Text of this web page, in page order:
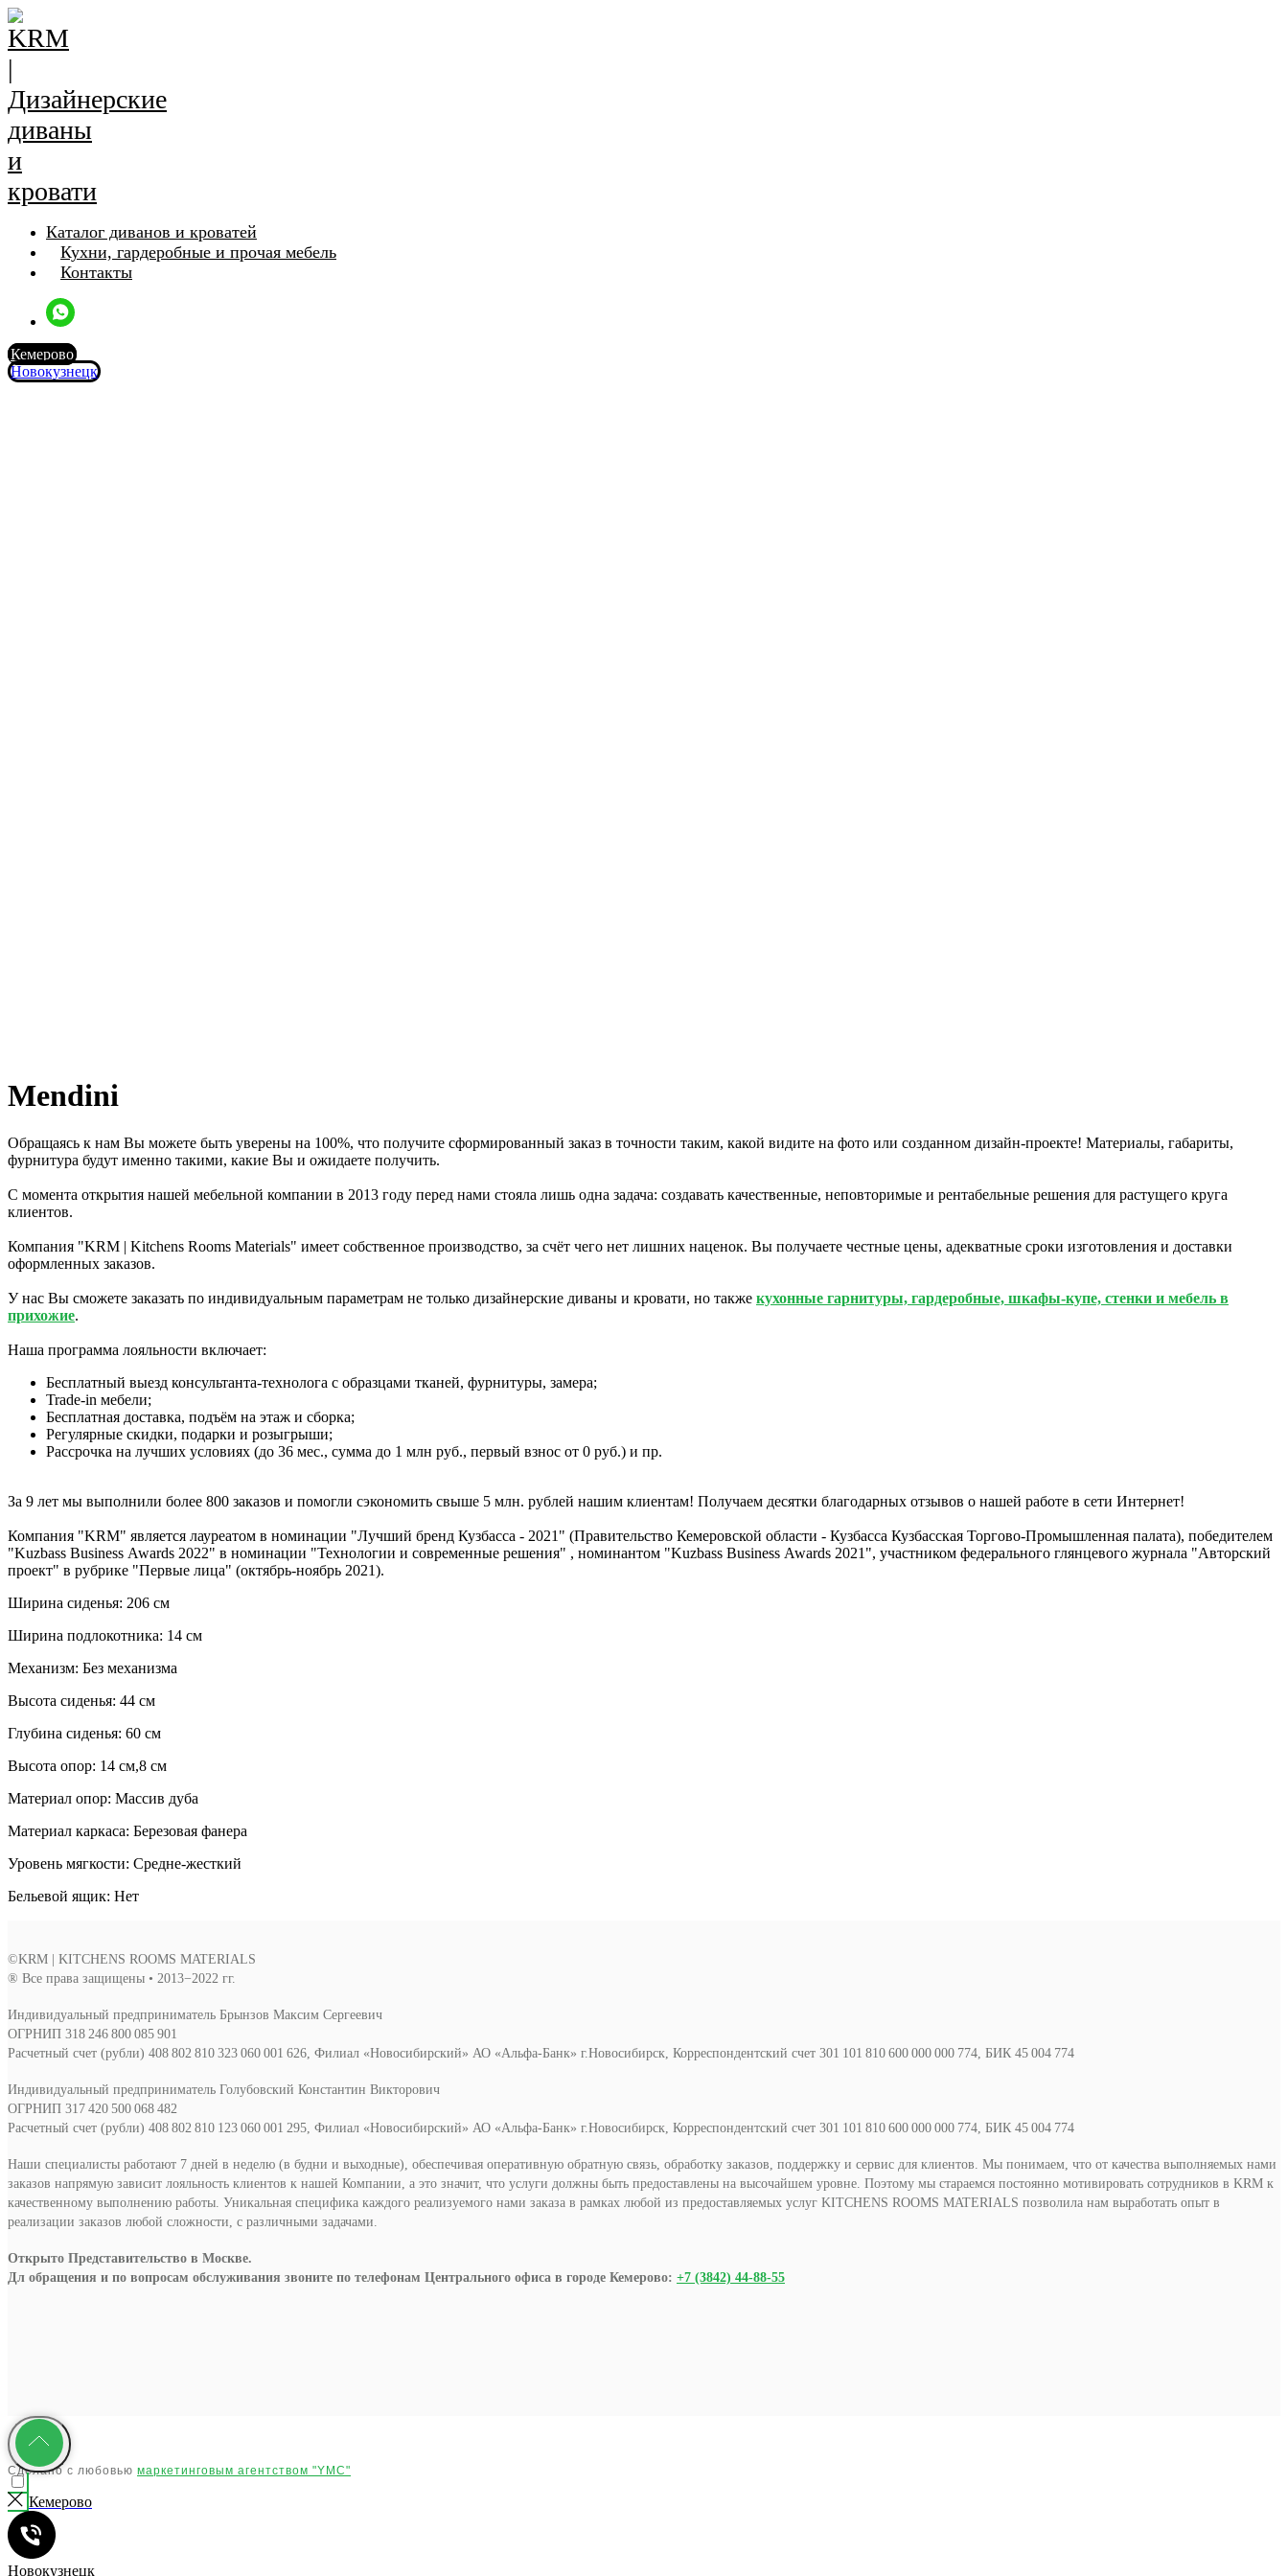
Каталог диванов и кроватей
Кухни, гардеробные и прочая мебель
Контакты
Кемерово
Новокузнецк
Mendini
Обращаясь к нам Вы можете быть уверены на 100%, что получите сформированный заказ в точности таким, какой видите на фото или созданном дизайн-проекте! Материалы, габариты,
фурнитура будут именно такими, какие Вы и ожидаете получить.
С момента открытия нашей мебельной компании в 2013 году перед нами стояла лишь одна задача: создавать качественные, неповторимые и рентабельные решения для растущего круга
клиентов.
Компания "KRM | Kitchens Rooms Materials" имеет собственное производство, за счёт чего нет лишних наценок. Вы получаете честные цены, адекватные сроки изготовления и доставки
оформленных заказов.
У нас Вы сможете заказать по индивидуальным параметрам не только дизайнерские диваны и кровати, но также кухонные гарнитуры, гардеробные, шкафы-купе, стенки и мебель в
прихожие.
Наша программа лояльности включает:
Бесплатный выезд консультанта-технолога с образцами тканей, фурнитуры, замера;
Trade-in мебели;
Бесплатная доставка, подъём на этаж и сборка;
Регулярные скидки, подарки и розыгрыши;
Рассрочка на лучших условиях (до 36 мес., сумма до 1 млн руб., первый взнос от 0 руб.) и пр.
За 9 лет мы выполнили более 800 заказов и помогли сэкономить свыше 5 млн. рублей нашим клиентам! Получаем десятки благодарных отзывов о нашей работе в сети Интернет!
Компания "KRM" является лауреатом в номинации "Лучший бренд Кузбасса - 2021" (Правительство Кемеровской области - Кузбасса Кузбасская Торгово-Промышленная палата), победителем
"Kuzbass Business Awards 2022" в номинации "Технологии и современные решения" , номинантом "Kuzbass Business Awards 2021", участником федерального глянцевого журнала "Авторский
проект" в рубрике "Первые лица" (октябрь-ноябрь 2021).
Ширина сиденья: 206 см
Ширина подлокотника: 14 см
Mеханизм: Без механизма
Высота сиденья: 44 см
Глубина сиденья: 60 см
Высота опор: 14 см,8 см
Материал опор: Массив дуба
Материал каркаса: Березовая фанера
Уровень мягкости: Средне-жесткий
Бельевой ящик: Нет
©KRM | KITCHENS ROOMS MATERIALS
® Все права защищены • 2013−2022 гг.
Индивидуальный предприниматель Брынзов Максим Сергеевич
ОГРНИП 318 246 800 085 901
Расчетный счет (рубли) 408 802 810 323 060 001 626, Филиал «Новосибирский» АО «Альфа-Банк» г.Новосибирск, Корреспондентский счет 301 101 810 600 000 000 774, БИК 45 004 774
Индивидуальный предприниматель Голубовский Константин Викторович
ОГРНИП 317 420 500 068 482
Расчетный счет (рубли) 408 802 810 123 060 001 295, Филиал «Новосибирский» АО «Альфа-Банк» г.Новосибирск, Корреспондентский счет 301 101 810 600 000 000 774, БИК 45 004 774
Наши специалисты работают 7 дней в неделю (в будни и выходные), обеспечивая оперативную обратную связь, обработку заказов, поддержку и сервис для клиентов. Мы понимаем, что от качества выполняемых нами
заказов напрямую зависит лояльность клиентов к нашей Компании, а это значит, что услуги должны быть предоставлены на высочайшем уровне. Поэтому мы стараемся постоянно мотивировать сотрудников в KRM к
качественному выполнению работы. Уникальная специфика каждого реализуемого нами заказа в рамках любой из предоставляемых услуг KITCHENS ROOMS MATERIALS позволила нам выработать опыт в
реализации заказов любой сложности, с различными задачами.
Открыто Представительство в Москве.
Дл обращения и по вопросам обслуживания звоните по телефонам Центрального офиса в городе Кемерово: +7 (3842) 44-88-55
Сделано с любовью маркетинговым агентством "YMC"
Кемерово
Новокузнецк